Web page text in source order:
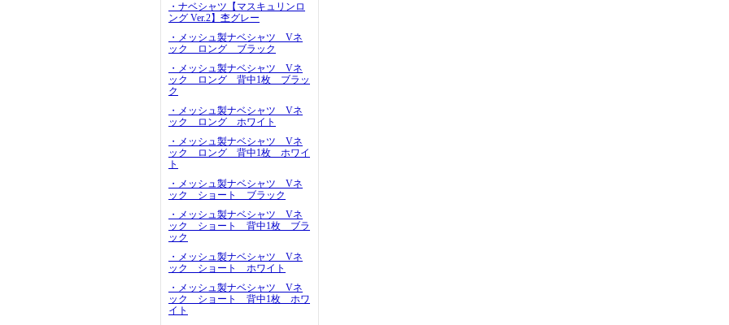
・ナベシャツ【マスキュリンロ
ング Ver.2】杢グレー
・メッシュ製ナベシャツ Vネ
ック ロング ブラック
・メッシュ製ナベシャツ Vネ
ック ロング 背中1枚 ブラッ
ク
・メッシュ製ナベシャツ Vネ
ック ロング ホワイト
・メッシュ製ナベシャツ Vネ
ック ロング 背中1枚 ホワイ
ト
・メッシュ製ナベシャツ Vネ
ック ショート ブラック
・メッシュ製ナベシャツ Vネ
ック ショート 背中1枚 ブラ
ック
・メッシュ製ナベシャツ Vネ
ック ショート ホワイト
・メッシュ製ナベシャツ Vネ
ック ショート 背中1枚 ホワ
イト